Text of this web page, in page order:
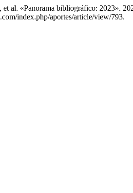
et al. «Panorama bibliográfico: 2023».
index.php/aportes/article/view/793.